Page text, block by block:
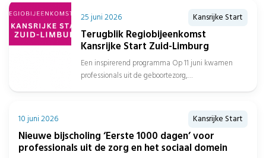
25 juni 2026 Kansrijke Start
Terugblik Regiobijeenkomst
Kansrijke Start Zuid-Limburg
Een inspirerend programma Op 11 juni kwamen
professionals uit de geboortezorg,
10 juni 2026 Kansrijke Start
Nieuwe bijscholing ‘Eerste 1000 dagen’ voor
professionals uit de zorg en het sociaal domein